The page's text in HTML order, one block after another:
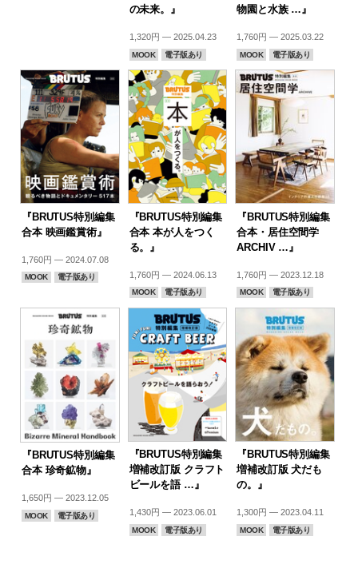
の未来。』
1,320円 — 2025.04.23
MOOK 電子版あり
物園と水族 …』
1,760円 — 2025.03.22
MOOK 電子版あり
『BRUTUS特別編集
合本 映画鑑賞術』
1,760円 — 2024.07.08
MOOK 電子版あり
『BRUTUS特別編集
合本 本が人をつく
る。』
1,760円 — 2024.06.13
MOOK 電子版あり
『BRUTUS特別編集
合本・居住空間学
ARCHIV …』
1,760円 — 2023.12.18
MOOK 電子版あり
『BRUTUS特別編集
合本 珍奇鉱物』
1,650円 — 2023.12.05
MOOK 電子版あり
『BRUTUS特別編集
増補改訂版 クラフト
ビールを語 …』
1,430円 — 2023.06.01
MOOK 電子版あり
『BRUTUS特別編集
増補改訂版 犬だも
の。』
1,300円 — 2023.04.11
MOOK 電子版あり